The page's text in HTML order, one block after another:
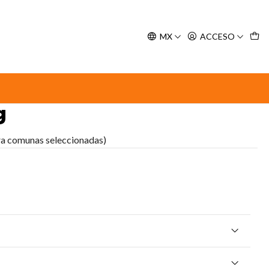
MX ACCESO
Kg
TOP K9 Pasión
comunas seleccionadas)